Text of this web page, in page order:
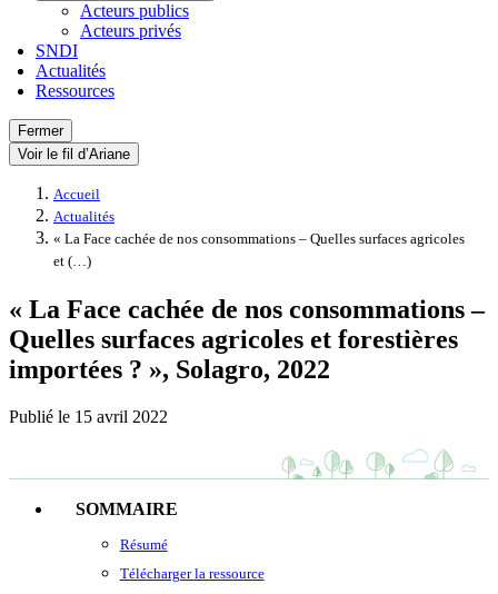
Acteurs publics
Acteurs privés
SNDI
Actualités
Ressources
Fermer
Voir le fil d’Ariane
Accueil
Actualités
« La Face cachée de nos consommations – Quelles surfaces agricoles
et (…)
« La Face cachée de nos consommations –
Quelles surfaces agricoles et forestières
importées ? », Solagro, 2022
Publié le 15 avril 2022
SOMMAIRE
Résumé
Télécharger la ressource